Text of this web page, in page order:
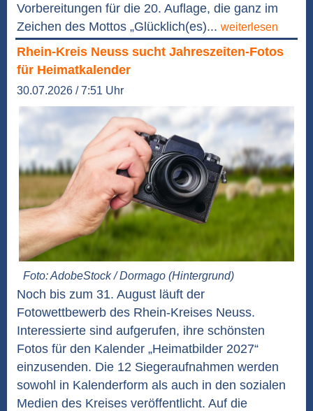
Vorbereitungen für die 20. Auflage, die ganz im
Zeichen des Mottos „Glücklich(es)... weiterlesen
Rhein-Kreis Neuss sucht Jahreszeiten-Fotos
für Heimatkalender
30.07.2026 / 7:51 Uhr
Foto: AdobeStock / Dormago (Hintergrund)
Noch bis zum 31. August läuft der
Fotowettbewerb des Rhein-Kreises Neuss.
Interessierte sind aufgerufen, ihre schönsten
Fotos für den Kalender „Heimatbilder 2027“
einzusenden. Die 12 Siegeraufnahmen werden
sowohl in Kalenderform als auch in den sozialen
Medien des Kreises veröffentlicht. Auf die